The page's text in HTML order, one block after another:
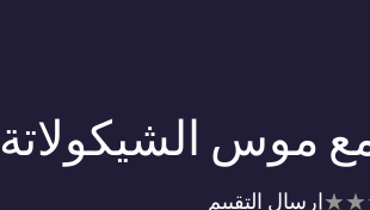
موس الشيكولاتة
لم
إرسال التقييم